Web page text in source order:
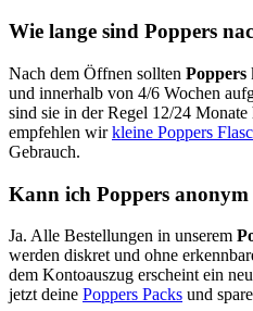
Wie lange sind Poppers
Nach dem Öffnen sollten Poppers
und innerhalb von 4/6 Wochen
sind sie in der Regel 12/24
empfehlen wirkleine Poppers
Gebrauch.
Kann ich Poppers anonym
Ja. Alle Bestellungen in unserem
werden diskret und ohne
dem Kontoauszug erscheint ein
jetzt deine Poppers Packs und